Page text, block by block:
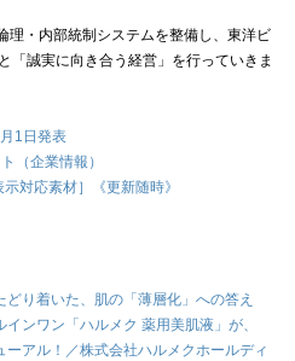
理・内部統制システムを整備し、東洋ビ
「誠実に向き合う経営」を行っていきま
1日発表
（企業情報）
対応素材］《更新随時》
どり着いた、肌の「薄層化」への答え
ンワン「ハルメク 薬用美肌液」が、
アル！／株式会社ハルメクホールディ